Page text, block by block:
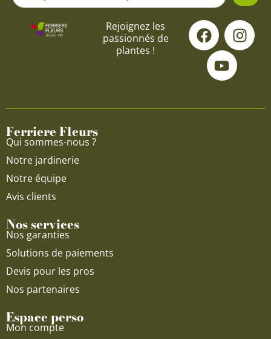
Rejoignez les
passionnés de
plantes !
F
a
c
e
o
I
n
s
g
Y
o
u
t
u
b
Ferriere Fleurs
Qui sommes-nous ?
Notre jardinerie
Notre équipe
Avis clients
Nos services
Nos garanties
Solutions de paiements
Devis pour les pros
Nos partenaires
Espace perso
Mon compte